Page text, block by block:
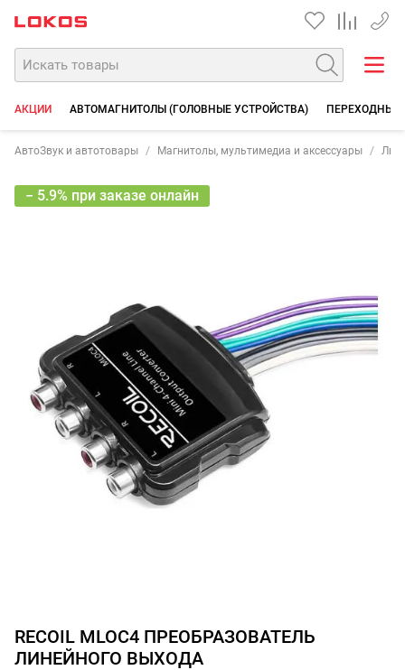
+7
АКЦИИ АВТОМАГНИТОЛЫ (ГОЛОВНЫЕ УСТРОЙСТВА) ПЕРЕХОДНЫЕ
АвтоЗвук и автотовары Магнитолы, мультимедиа и аксессуары
− 5.9% при заказе онлайн
RECOIL MLOC4 ПРЕОБРАЗОВАТЕЛЬ
ЛИНЕЙНОГО ВЫХОДА